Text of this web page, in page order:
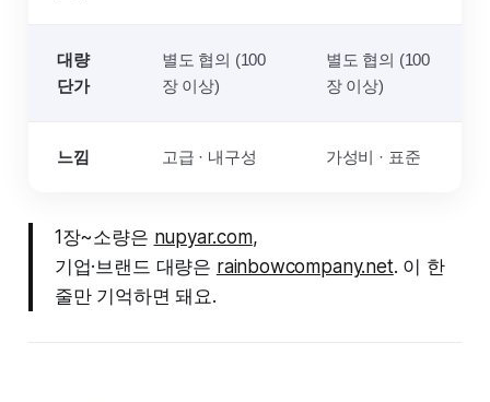
대량
단가
별도 협의 (100
장 이상)
별도 협의 (100
장 이상)
느낌 고급 · 내구성 가성비 · 표준
1장~소량은 nupyar.com,
기업·브랜드 대량은 rainbowcompany.net. 이 한
줄만 기억하면 돼요.